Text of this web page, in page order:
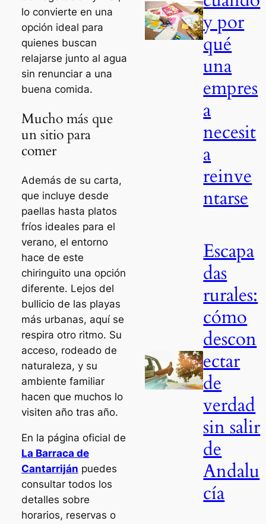
lo convierte en una
opción ideal para
quienes buscan
relajarse junto al agua
sin renunciar a una
buena comida.
Mucho más que
un sitio para
comer
Además de su carta,
que incluye desde
paellas hasta platos
fríos ideales para el
verano, el entorno
hace de este
chiringuito una opción
diferente. Lejos del
bullicio de las playas
más urbanas, aquí se
respira otro ritmo. Su
acceso, rodeado de
naturaleza, y su
ambiente familiar
hacen que muchos lo
visiten año tras año.
En la página oficial de
La Barraca de
Cantarriján puedes
consultar todos los
detalles sobre
horarios, reservas o
y por
qué
una
empres
a
necesit
a
reinve
ntarse
Escapa
das
rurales:
cómo
descon
ectar
de
verdad
sin salir
de
Andalu
cía